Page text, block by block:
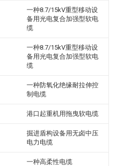
一种8.7/15kV重型移动设
备用光电复合加强型软电
缆
一种8.7/15kV重型移动设
备用光电复合加强型软电
缆
一种防氧化绝缘耐拉伸控
制电缆
港口起重机用拖曳软电缆
掘进盾构设备用无卤中压
电力电缆
一种高柔性电缆